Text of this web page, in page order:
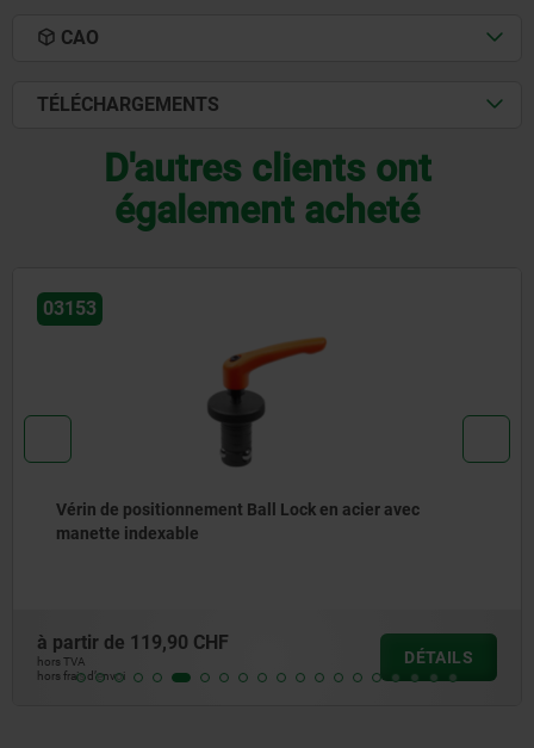
CAO
TÉLÉCHARGEMENTS
D'autres clients ont
également acheté
03153
Vérin de positionnement Ball Lock en acier avec
manette indexable
à partir de 119,90 CHF
hors TVA
hors frais d’envoi
DÉTAILS